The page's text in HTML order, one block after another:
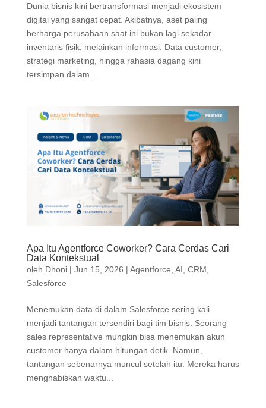
Dunia bisnis kini bertransformasi menjadi ekosistem
digital yang sangat cepat. Akibatnya, aset paling
berharga perusahaan saat ini bukan lagi sekadar
inventaris fisik, melainkan informasi. Data customer,
strategi marketing, hingga rahasia dagang kini
tersimpan dalam...
Apa Itu Agentforce Coworker? Cara Cerdas Cari
Data Kontekstual
oleh Dhoni| Jun 15, 2026 | Agentforce AI CRM
Salesforce
Menemukan data di dalam Salesforce sering kali
menjadi tantangan tersendiri bagi tim bisnis. Seorang
sales representative mungkin bisa menemukan akun
customer hanya dalam hitungan detik. Namun,
tantangan sebenarnya muncul setelah itu. Mereka harus
menghabiskan waktu...